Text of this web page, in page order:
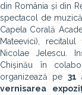
din România și din
spectacol de
Capela Corală
Mateevici),
Nicolae Jelescu.
Chișinău în
organizează pe 31
vernisarea